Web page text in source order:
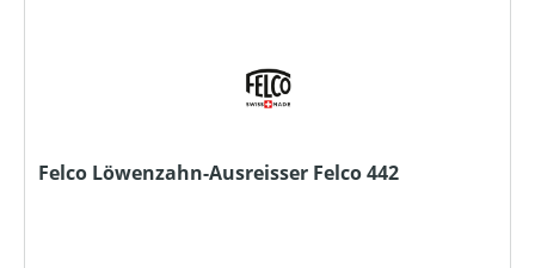
Felco Löwenzahn-Ausreisser Felco 442